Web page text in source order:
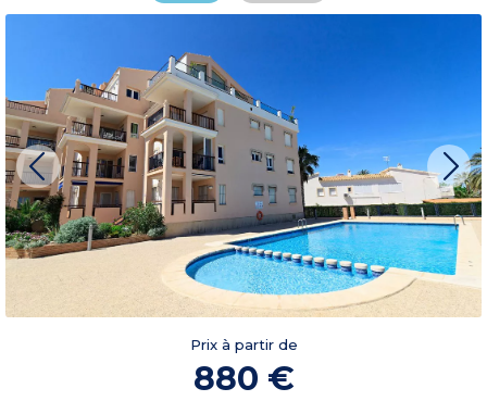
Prix à partir de
880 €